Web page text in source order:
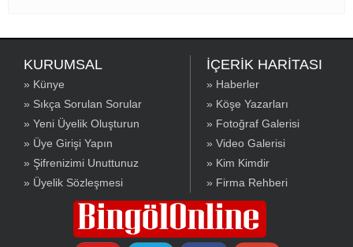
KURUMSAL
» Künye
» Sıkça Sorulan Sorular
» Yeni Üyelik Oluşturun
» Üye Girişi Yapın
» Şifrenizimi Unuttunuz
» Üyelik Sözleşmesi
İÇERİK HARİTASI
» Haberler
» Köşe Yazarları
» Fotoğraf Galerisi
» Video Galerisi
» Kim Kimdir
» Firma Rehberi